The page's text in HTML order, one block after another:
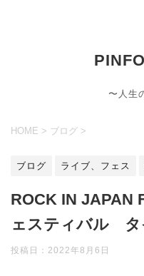
〜人生
HOME > ブログ >
ブログ ライブ、フェス
ROCK IN JAPAN
ェスティバル タ
投稿日： 2022年8月6日